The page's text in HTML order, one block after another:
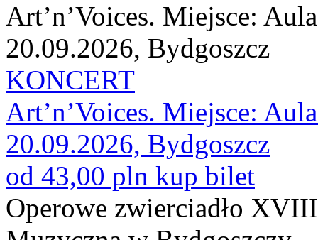
Art’n’Voices. Miejsce:
20.09.2026, Bydgoszcz
KONCERT
Art’n’Voices. Miejsce:
20.09.2026, Bydgoszcz
od 43,00 pln kup bilet
Operowe zwierciadło